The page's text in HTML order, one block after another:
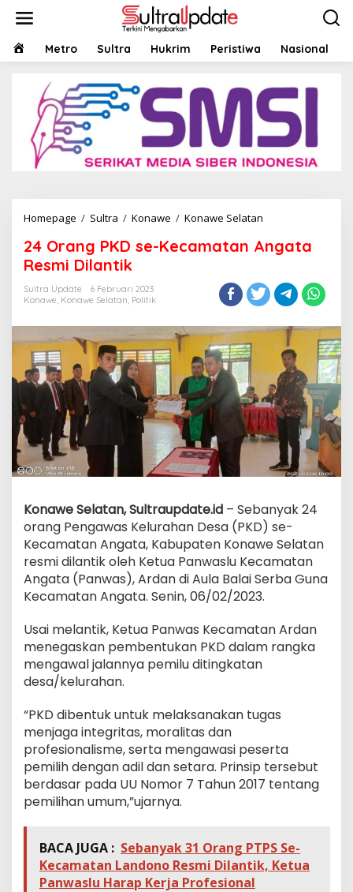
HOMEMetro Sultra Hukrim Peristiwa Nasional
Homepage / Sultra / Konawe / Konawe Selatan
PKD
Angata
Resmi
24 Orang PKD se-Kecamatan Angata
Resmi Dilantik
Sultra Update
6 Februari 2023
Konawe, Konawe Selatan, Politik
Konawe Selatan, Sultraupdate.id – Sebanyak 24
orang Pengawas Kelurahan Desa (PKD) se-
Kecamatan Angata, Kabupaten Konawe Selatan
resmi dilantik oleh Ketua Panwaslu Kecamatan
Angata (Panwas), Ardan di Aula Balai Serba Guna
Kecamatan Angata. Senin, 06/02/2023.
Usai melantik, Ketua Panwas Kecamatan Ardan
menegaskan pembentukan PKD dalam rangka
mengawal jalannya pemilu ditingkatan
desa/kelurahan.
“PKD dibentuk untuk melaksanakan tugas
menjaga integritas, moralitas dan
profesionalisme, serta mengawasi peserta
pemilih dengan adil dan setara. Prinsip tersebut
berdasar pada UU Nomor 7 Tahun 2017 tentang
pemilihan umum,”ujarnya.
BACA JUGA : Sebanyak 31 Orang PTPS Se-
Kecamatan Landono Resmi Dilantik, Ketua
Panwaslu Harap Kerja Profesional